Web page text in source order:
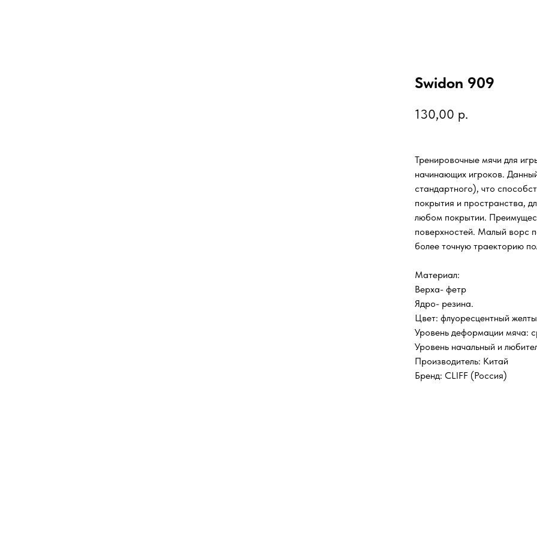
Swidon 909
130,00 р.
Тренировочные мячи для
начинающих игроков.
стандартного), что
покрытия и пространства,
любом покрытии.
поверхностей. Малый ворс
более точную траекторию
Материал:
Верха- фетр
Ядро- резина.
Цвет: флуоресцентный
Уровень деформации мяча:
Уровень начальный и
Производитель: Китай
Бренд: CLIFF (Россия)